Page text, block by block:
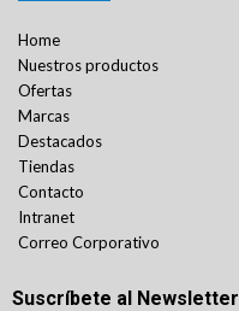
Home
Nuestros productos
Ofertas
Marcas
Destacados
Tiendas
Contacto
Intranet
Correo Corporativo
Suscríbete al Newsletter